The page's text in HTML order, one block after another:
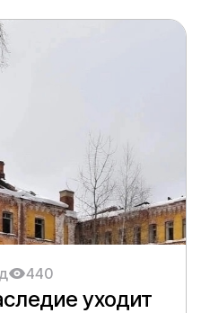
440
уходит